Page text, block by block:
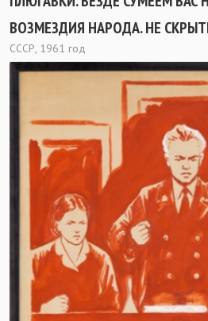
ВОЗМЕЗДИЯ НАРОДА. НЕ
СССР, 1961 год